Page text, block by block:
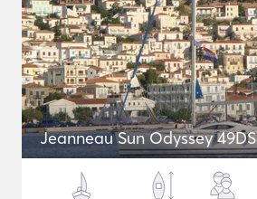
Jeanneau Sun Odyssey 49DS